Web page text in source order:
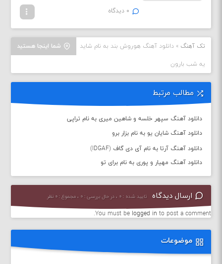
۰ دیدگاه
شما اینجا هستید تک آهنگ »دانلود آهنگ هوروش بند به نام شاید
یه شب بارون
مطالب مرتبط
دانلود آهنگ سپهر خلسه و شاهین میری به نام تراپی
دانلود آهنگ شایان یو به نام بزار برو
دانلود آهنگ آرتا به نام آی دی گاف (IDGAF)
دانلود آهنگ مهیار و پوری به نام برای تو
ارسال دیدگاه تایید شده : ۰ ، در حال بررسی : ۰ ، مجموع : ۰ نظر
You must be logged in to post a comment.
موضوعات